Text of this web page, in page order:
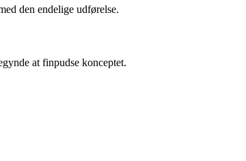
den endelige udførelse.
at finpudse konceptet.